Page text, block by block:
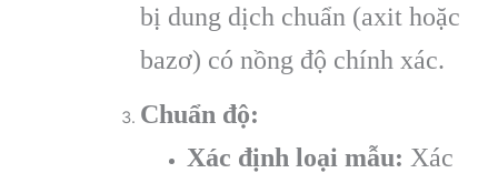
bị dung dịch chuẩn (axit hoặc
bazơ) có nồng độ chính xác.
Chuẩn độ:
Xác định loại mẫu: Xác